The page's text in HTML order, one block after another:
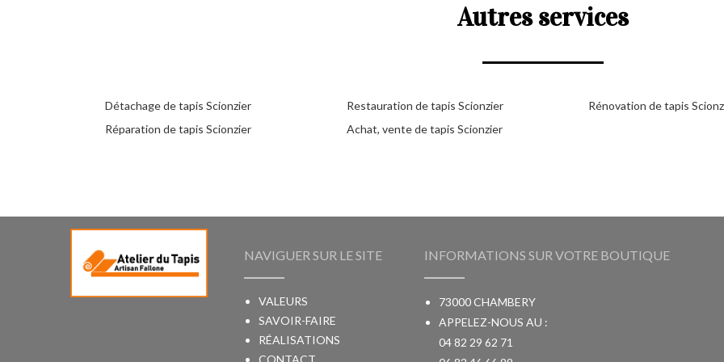
Autres services
Détachage de tapis Scionzier
Réparation de tapis Scionzier
Restauration de tapis Scionzier
Achat, vente de tapis Scionzier
Rénovation de tapis
NAVIGUER SUR LE SITE
VALEURS
SAVOIR-FAIRE
RÉALISATIONS
INFORMATIONS SUR VOTRE BOUTIQUE
73000 CHAMBERY
APPELEZ-NOUS AU :
04 82 29 62 71